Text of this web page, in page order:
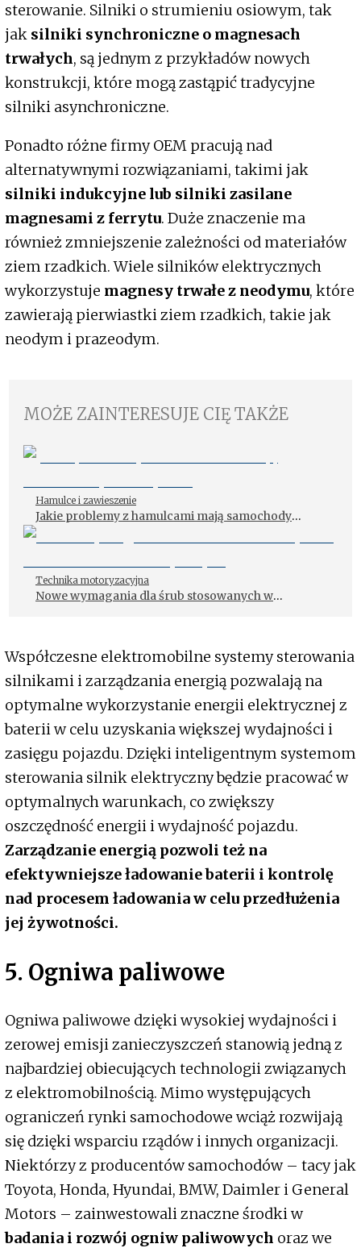
sterowanie. Silniki o strumieniu osiowym, tak
jak silniki synchroniczne o magnesach
trwałych, są jednym z przykładów nowych
konstrukcji, które mogą zastąpić tradycyjne
silniki asynchroniczne.
Ponadto różne firmy OEM pracują nad
alternatywnymi rozwiązaniami, takimi jak
silniki indukcyjne lub silniki zasilane
magnesami z ferrytu. Duże znaczenie ma
również zmniejszenie zależności od materiałów
ziem rzadkich. Wiele silników elektrycznych
wykorzystuje magnesy trwałe z neodymu, które
zawierają pierwiastki ziem rzadkich, takie jak
neodym i prazeodym.
MOŻE ZAINTERESUJE CIĘ TAKŻE
Hamulce i zawieszenie
Jakie problemy z hamulcami mają samochody
elektryczne
Technika motoryzacyjna
Nowe wymagania dla śrub stosowanych w
Współczesne elektromobilne systemy sterowania
silnikami i zarządzania energią pozwalają na
optymalne wykorzystanie energii elektrycznej z
baterii w celu uzyskania większej wydajności i
zasięgu pojazdu. Dzięki inteligentnym systemom
sterowania silnik elektryczny będzie pracować w
optymalnych warunkach, co zwiększy
oszczędność energii i wydajność pojazdu.
Zarządzanie energią pozwoli też na
efektywniejsze ładowanie baterii i kontrolę
nad procesem ładowania w celu przedłużenia
jej żywotności.
5. Ogniwa paliwowe
Ogniwa paliwowe dzięki wysokiej wydajności i
zerowej emisji zanieczyszczeń stanowią jedną z
najbardziej obiecujących technologii związanych
z elektromobilnością. Mimo występujących
ograniczeń rynki samochodowe wciąż rozwijają
się dzięki wsparciu rządów i innych organizacji.
Niektórzy z producentów samochodów – tacy jak
Toyota, Honda, Hyundai, BMW, Daimler i General
Motors – zainwestowali znaczne środki w
badania i rozwój ogniw paliwowych oraz we